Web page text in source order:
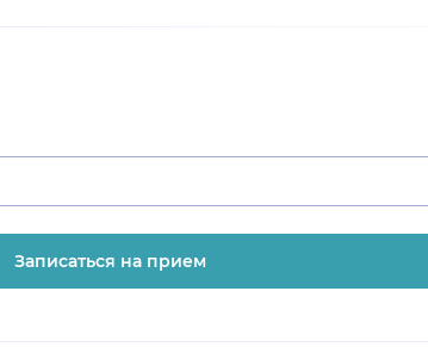
Записаться на прием